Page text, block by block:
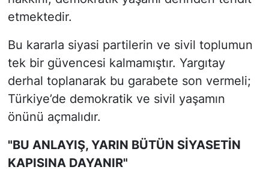
etmektedir.
Bu kararla siyasi partilerin ve sivil toplumun
tek bir güvencesi kalmamıştır. Yargıtay
derhal toplanarak bu garabete son vermeli;
Türkiye’de demokratik ve sivil yaşamın
önünü açmalıdır.
"BU ANLAYIŞ, YARIN BÜTÜN SİYASETİN
KAPISINA DAYANIR"